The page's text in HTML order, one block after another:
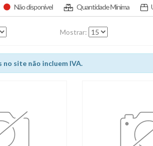
Não disponível Quantidade Mínima
Mostrar:
site não incluem IVA.